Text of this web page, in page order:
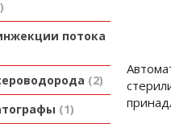
потока
2
1